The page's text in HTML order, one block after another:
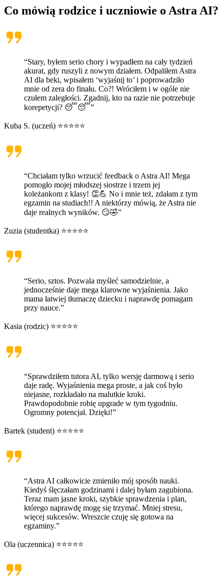
Co mówią rodzice i uczniowie o Astra AI?
“Stary, byłem serio chory i wypadłem na cały tydzień
akurat, gdy ruszyli z nowym działem. Odpaliłem Astra
AI dla beki, wpisałem ‘wyjaśnij to’ i poprowadziło
mnie od zera do finału. Co?! Wróciłem i w ogóle nie
czułem zaległości. Zgadnij, kto na razie nie potrzebuje
korepetycji? 😴😴”
Kuba S. (uczeń) ⭐⭐⭐⭐⭐
“Chciałam tylko wrzucić feedback o Astra AI! Mega
pomogło mojej młodszej siostrze i trzem jej
koleżankom z klasy! 👏💪 No i mnie też, zdałam z tym
egzamin na studiach!! A niektórzy mówią, że Astra nie
daje realnych wyników. 😏🤣”
Zuzia (studentka) ⭐⭐⭐⭐⭐
“Serio, sztos. Pozwala myśleć samodzielnie, a
jednocześnie daje mega klarowne wyjaśnienia. Jako
mama łatwiej tłumaczę dziecku i naprawdę pomagam
przy nauce.”
Kasia (rodzic) ⭐⭐⭐⭐⭐
“Sprawdziłem tutora AI, tylko wersję darmową i serio
daje radę. Wyjaśnienia mega proste, a jak coś było
niejasne, rozkładało na malutkie kroki.
Prawdopodobnie robię upgrade w tym tygodniu.
Ogromny potencjał. Dzięki!”
Bartek (student) ⭐⭐⭐⭐⭐
“Astra AI całkowicie zmieniło mój sposób nauki.
Kiedyś ślęczałam godzinami i dalej byłam zagubiona.
Teraz mam jasne kroki, szybkie sprawdzenia i plan,
którego naprawdę mogę się trzymać. Mniej stresu,
więcej sukcesów. Wreszcie czuję się gotowa na
egzaminy.”
Ola (uczennica) ⭐⭐⭐⭐⭐